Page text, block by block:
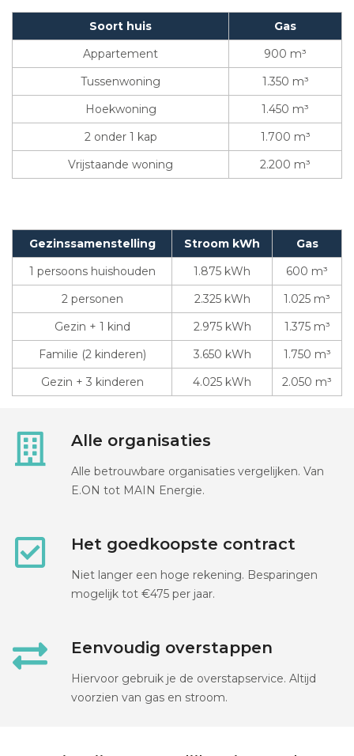
Soort huis
Gas
Appartement
900 m³
Tussenwoning
1.350 m³
Hoekwoning
1.450 m³
2 onder 1 kap
1.700 m³
Vrijstaande woning
2.200 m³
Gezinssamenstelling Stroom kWh
Gas
1 persoons huishouden
1.875 kWh
600 m³
2 personen
2.325 kWh
1.025 m³
Gezin + 1 kind
2.975 kWh
1.375 m³
Familie (2 kinderen)
3.650 kWh
1.750 m³
Gezin + 3 kinderen
4.025 kWh 2.050 m³
Alle organisaties
Alle betrouwbare organisaties vergelijken. Van
E.ON tot MAIN Energie.
Het goedkoopste contract
Niet langer een hoge rekening. Besparingen
mogelijk tot €475 per jaar.
Eenvoudig overstappen
Hiervoor gebruik je de overstapservice. Altijd
voorzien van gas en stroom.